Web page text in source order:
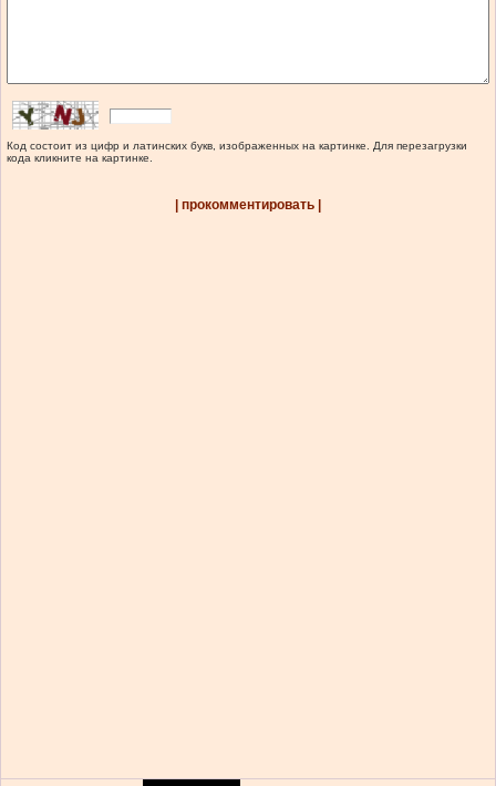
Код состоит из цифр и латинских букв, изображенных на картинке. Для перезагрузки
кода кликните на картинке.
| прокомментировать |